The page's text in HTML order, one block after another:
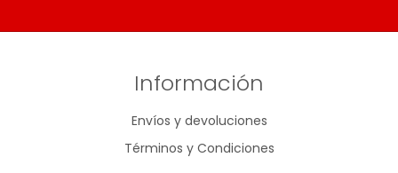
Información
Envíos y devoluciones
Términos y Condiciones